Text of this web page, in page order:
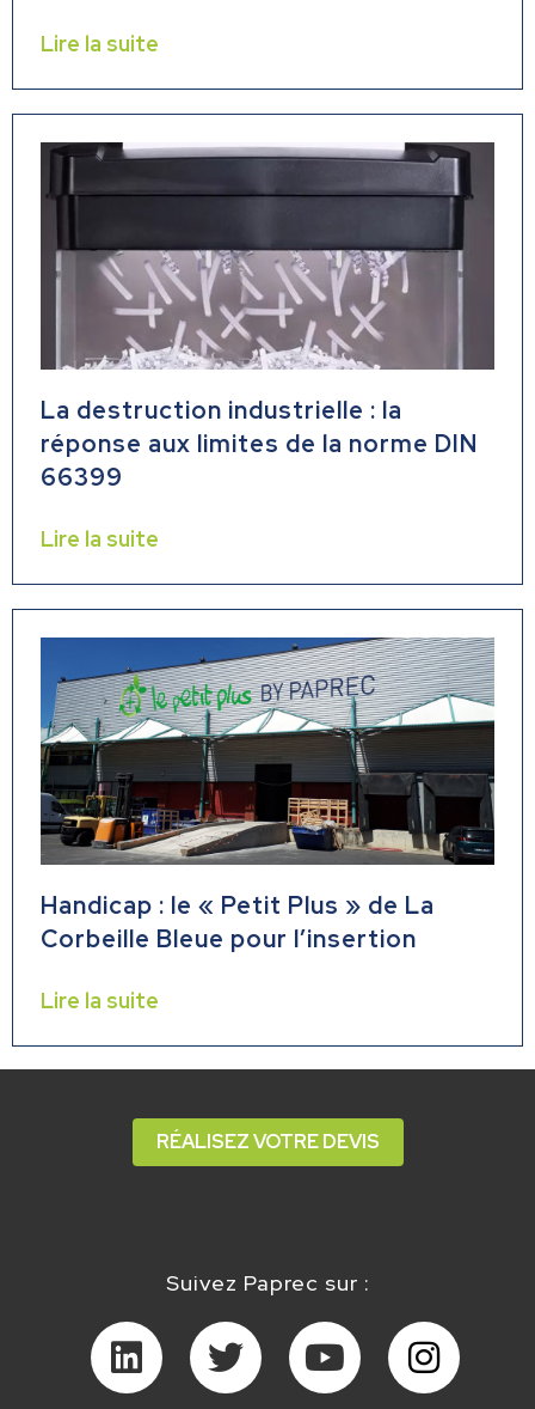
Lire la suite
La destruction industrielle : la
réponse aux limites de la norme DIN
66399
Lire la suite
Handicap : le « Petit Plus » de La
Corbeille Bleue pour l’insertion
Lire la suite
RÉALISEZ VOTRE DEVIS
Suivez Paprec sur :